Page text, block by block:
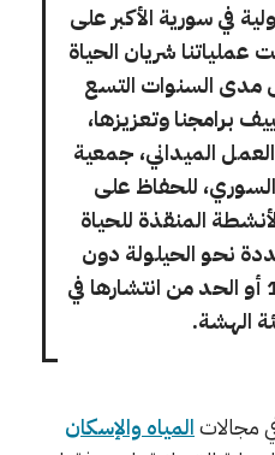
في سورية الأكبر على
شريان الحياة
مدى السنوات التسع
برامجنا وتعزيزها،
الميداني، جمعية
السوري، للحفاظ على
المنقذة للحياة
نحو الحيلولة دون
انتشار جائحة كوفيد-19 أو الحد من انتشارها في
الهشة.
مجالاتالمياه والإسكان